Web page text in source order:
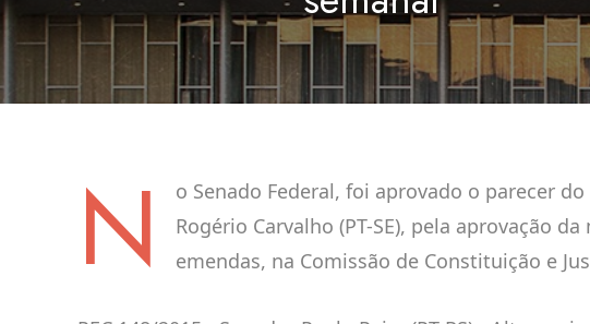
N
o Senado Federal, foi aprovado o parecer
Rogério Carvalho (PT-SE), pela aprovação
emendas, na Comissão de Constituição e